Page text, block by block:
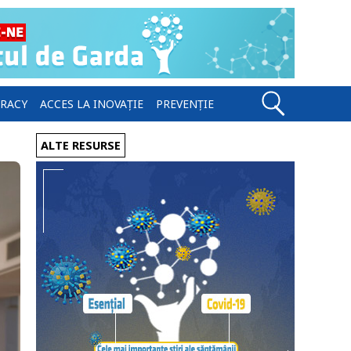
ACCES LA INOVAȚIE PREVENȚIE
ALTE RESURSE